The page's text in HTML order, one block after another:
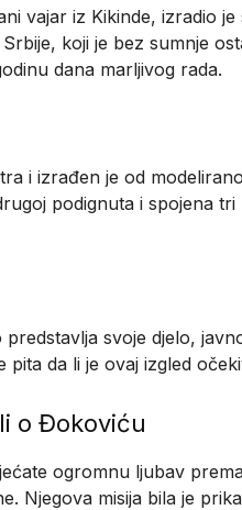
vajar iz Kikinde, izradio
koji je bez sumnje
dana marljivog rada.
i izrađen je od
podignuta i spojena
svoje djelo,
pita da li je ovaj izgled
o Đokoviću
ogromnu ljubav
Njegova misija bila je